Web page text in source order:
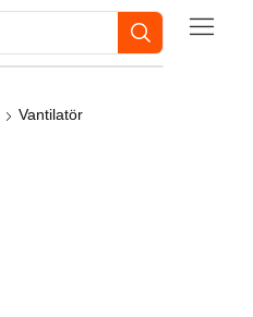
Vantilatör